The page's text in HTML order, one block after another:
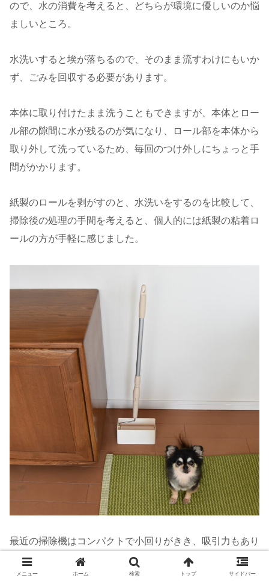
ので、水の消費を考えると、どちらが環境に優しいのか悩
ましいところ。
水洗いすると埃が落ちるので、そのまま流すわけにもいか
ず、ごみを回収する必要があります。
本体に取り付けたまま洗うこともできますが、本体とロー
ル部の隙間に水が残るのが気になり、ロール部を本体から
取り外して洗っているため、毎回のつけ外しにちょっと手
間がかかります。
紙製のロールを剥がすのと、水洗いをするのを比較して、
掃除後の処理の手間を考えると、個人的には紙製の粘着ロ
ールの方が手軽に感じました。
最近の掃除機はコンパクトで小回りがきき、吸引力もあり
ますが、はやり、粘着ローラークリーナーも手軽で便利。
メニュー ホーム 検索 トップ サイドバー